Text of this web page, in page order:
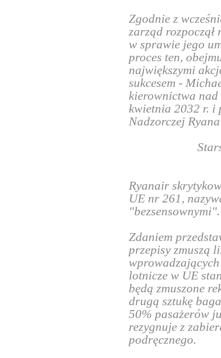
Zgodnie z
zarząd rozpoczął
w sprawie jego
proces ten,
największymi
sukcesem -
kierownictwa
kwietnia 2032 r. i
Nadzorczej
Ryanair
UE nr 261,
"bezsensownymi".
Zdaniem
przepisy zmuszą
lotnicze w UE
będą zmuszone
drugą sztukę
50% pasażerów
rezygnuje z
podręcznego.